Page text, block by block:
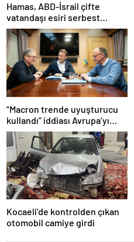
Hamas, ABD-İsrail çifte
vatandaşı esiri serbest
bırakacağını duyurdu
“Macron trende uyuşturucu
kullandı” iddiası Avrupa’yı
karıştırmıştı: Fransa’dan
“peçeteli” yalanlama geldi!
Kocaeli’de kontrolden çıkan
otomobil camiye girdi